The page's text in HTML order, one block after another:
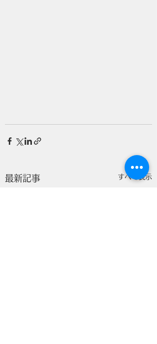
最新記事 すべて表示